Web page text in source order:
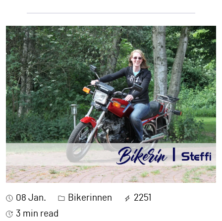
08 Jan. Bikerinnen
2251
3 min read